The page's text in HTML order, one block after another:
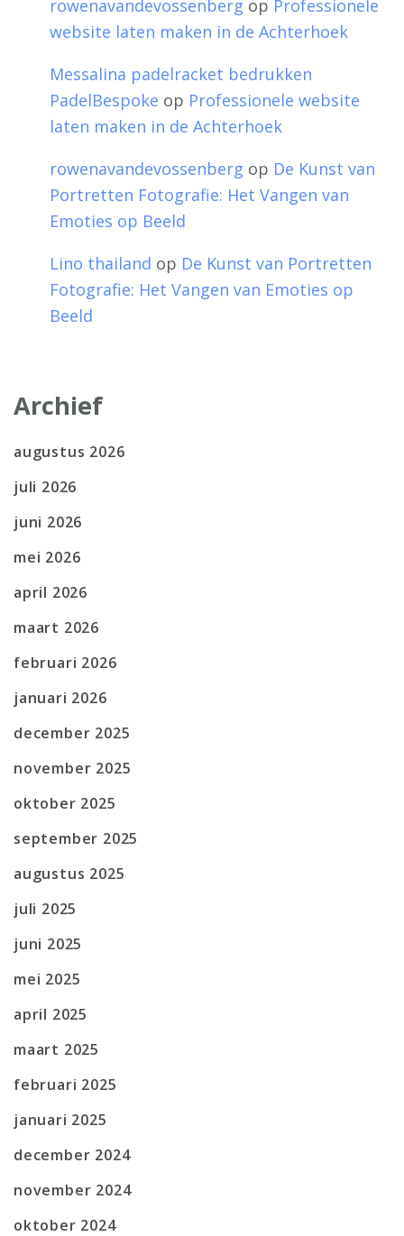
rowenavandevossenberg op Professionele
website laten maken in de Achterhoek
Messalina padelracket bedrukken
PadelBespoke op Professionele website
laten maken in de Achterhoek
rowenavandevossenberg op De Kunst van
Portretten Fotografie: Het Vangen van
Emoties op Beeld
Lino thailand op De Kunst van Portretten
Fotografie: Het Vangen van Emoties op
Beeld
Archief
augustus 2026
juli 2026
juni 2026
mei 2026
april 2026
maart 2026
februari 2026
januari 2026
december 2025
november 2025
oktober 2025
september 2025
augustus 2025
juli 2025
juni 2025
mei 2025
april 2025
maart 2025
februari 2025
januari 2025
december 2024
november 2024
oktober 2024